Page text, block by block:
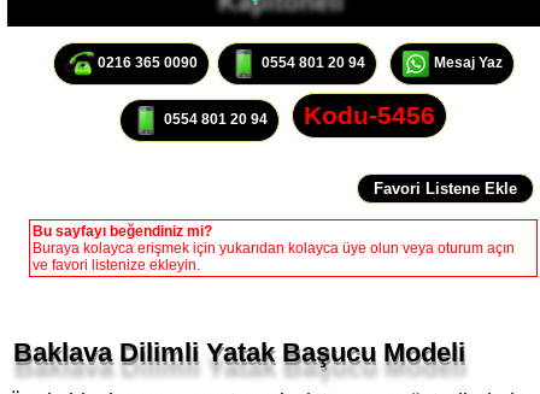
0216 365 0090 0554 801 20 94 Mesaj Yaz
0554 801 20 94 Kodu-5456
Buraya kolayca erişmek için yukarıdan kolayca üye olun veya oturum açın
ve favori listenize ekleyin.
Özel bir başucu yaptırmak isteyen müşterilerimiz